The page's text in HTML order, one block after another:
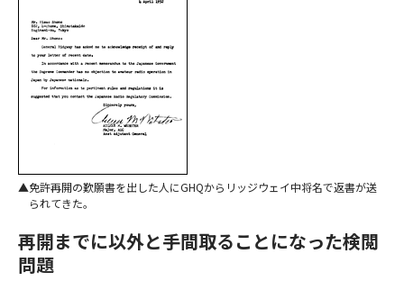
免許再開の歎願書を出した人にGHQからリッジウェイ中将名で返書が送
られてきた。
再開までに以外と手間取ることになった検閲
問題